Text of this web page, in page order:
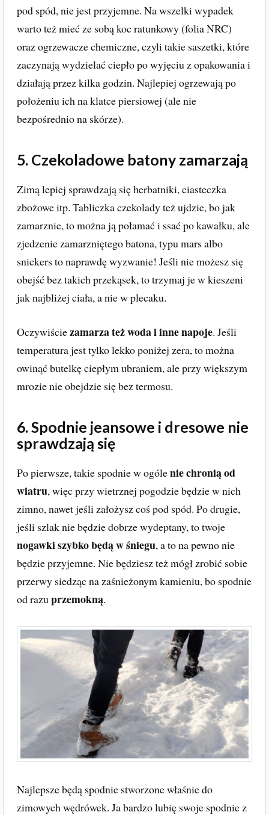
pod spód, nie jest przyjemne. Na wszelki wypadek
warto też mieć ze sobą koc ratunkowy (folia NRC)
oraz ogrzewacze chemiczne, czyli takie saszetki, które
zaczynają wydzielać ciepło po wyjęciu z opakowania i
działają przez kilka godzin. Najlepiej ogrzewają po
położeniu ich na klatce piersiowej (ale nie
bezpośrednio na skórze).
5. Czekoladowe batony zamarzają
Zimą lepiej sprawdzają się herbatniki, ciasteczka
zbożowe itp. Tabliczka czekolady też ujdzie, bo jak
zamarznie, to można ją połamać i ssać po kawałku, ale
zjedzenie zamarzniętego batona, typu mars albo
snickers to naprawdę wyzwanie! Jeśli nie możesz się
obejść bez takich przekąsek, to trzymaj je w kieszeni
jak najbliżej ciała, a nie w plecaku.
Oczywiściezamarza też woda i inne napoje. Jeśli
temperatura jest tylko lekko poniżej zera, to można
owinąć butelkę ciepłym ubraniem, ale przy większym
mrozie nie obejdzie się bez termosu.
6. Spodnie jeansowe i dresowe nie
sprawdzają się
Po pierwsze, takie spodnie w ogólenie chronią od
wiatru, więc przy wietrznej pogodzie będzie w nich
zimno, nawet jeśli założysz coś pod spód. Po drugie,
jeśli szlak nie będzie dobrze wydeptany, to twoje
nogawki szybko będą w śniegu, a to na pewno nie
będzie przyjemne. Nie będziesz też mógł zrobić sobie
przerwy siedząc na zaśnieżonym kamieniu, bo spodnie
od razu przemokną.
Najlepsze będą spodnie stworzone właśnie do
zimowych wędrówek. Ja bardzo lubię swoje spodnie z